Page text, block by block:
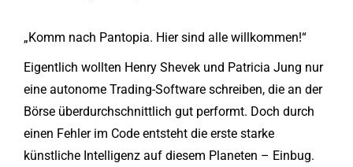
„Komm nach Pantopia. Hier sind alle willkommen!“
Eigentlich wollten Henry Shevek und Patricia Jung nur
eine autonome Trading-Software schreiben, die an der
Börse überdurchschnittlich gut performt. Doch durch
einen Fehler im Code entsteht die erste starke
künstliche Intelligenz auf diesem Planeten – Einbug.